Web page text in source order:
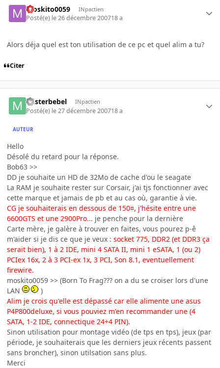
moskito0059 INpactien
Posté(e) le 26 décembre 200718 a
Alors déja quel est ton utilisation de ce pc et quel alim a tu?
Citer
misterbebel INpactien
Posté(e) le 27 décembre 200718 a
AUTEUR
Hello
Désolé du retard pour la réponse.
Bob63 >>
DD je souhaite un HD de 32Mo de cache d'ou le seagate
La RAM je souhaite rester sur Corsair, j'ai tjs fonctionner avec
cette marque et jamais de pb et au cas où, garantie à vie.
CG je souhaiterais en dessous de 150¤, j'hésite entre une
6600GTS et une 2900Pro... je penche pour la dernière
Carte mère, je galère à trouver en faites, vous pourez p-ê
m'aider si je dis ce que je veux : socket 775, DDR2 (et DDR3 ça
serait bien), 1 à 2 IDE, mini 4 SATA II, mini 1 eSATA, 1 (ou 2)
PCIex 16x, 2 à 3 PCI-ex 1x, 3 PCI, Son 8.1, eventuellement
firewire.
moskito0059 >> (Born To Frag??? on a du se croiser lors d'une
LAN
)
Alim je crois qu'elle est dépassé car elle alimente une asus
P4P800deluxe, si vous pouviez m'en recommander une (4
SATA, 1-2 IDE, connectique 24+4 PIN).
Sinon utilisation pour montage vidéo (de tps en tps), jeux (par
période, je souhaiterais que les derniers jeux récents passent
sans broncher), sinon utilsation sans plus.
Merci